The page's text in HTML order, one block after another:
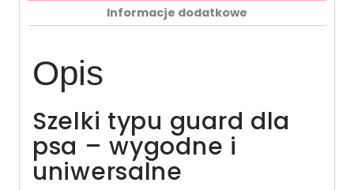
Informacje dodatkowe
Opis
Szelki typu guard dla
psa – wygodne i
uniwersalne